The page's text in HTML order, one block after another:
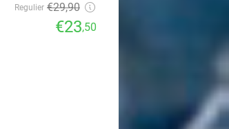
Regulier €29,90
€23,50